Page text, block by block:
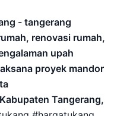
- tangerang
renovasi rumah,
upah
proyek mandor
Tangerang,